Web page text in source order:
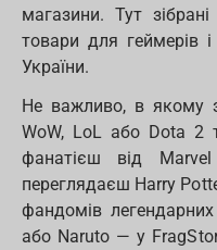
магазини. Тут
товари для геймерів і
України.
Не важливо, в якому з
WoW, LoL або Dota 2
фанатієш від
переглядаєш Harry
фандомів
або Naruto — у